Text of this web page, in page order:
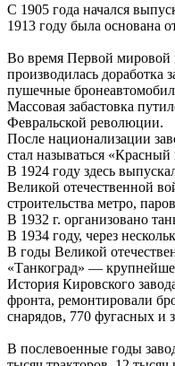
С 1905 года начался
1913 году была основана
Во время Первой мировой
производилась
пушечные
Массовая забастовка
Февральской революции.
После национализации
стал называться «Красный
В 1924 году здесь
Великой отечественной
строительства метро,
В 1932 г. организовано
В 1934 году, через
В годы Великой
«Танкоград» —
История Кировского
фронта, ремонтировали
снарядов, 770 фугасных и
В послевоенные годы